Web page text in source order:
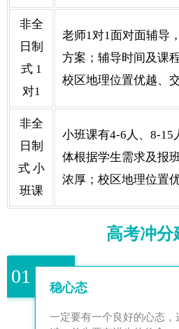
非全
日制
式 1
对1
老师1对1面对面辅导
方案；辅导时间及课
校区地理位置优越、
非全
日制
式 小
班课
小班课有4-6人、8-15
体根据学生需求及报
浓厚；校区地理位置
高考冲分
01
稳心态
一定要有一个良好的心态